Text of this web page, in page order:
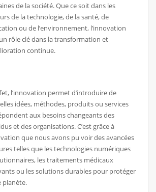
de la société. Que ce soit dans les
de la technologie, de la santé, de
ou de l’environnement, l’innovation
rôle clé dans la transformation et
continue.
l’innovation permet d’introduire de
idées, méthodes, produits ou services
aux besoins changeants des
et des organisations. C’est grâce à
que nous avons pu voir des avancées
telles que les technologies numériques
les traitements médicaux
ou les solutions durables pour protéger
planète.